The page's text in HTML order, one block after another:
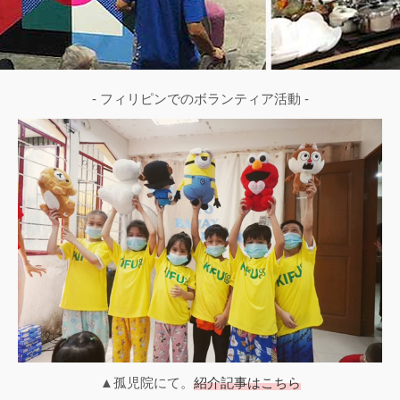
- フィリピンでのボランティア活動 -
▲孤児院にて。 紹介記事はこちら